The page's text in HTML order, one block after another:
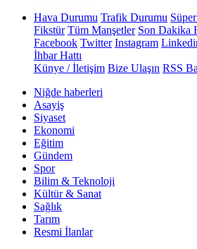
Hava Durumu Trafik Durumu
Fikstür Tüm Manşetler Son Dakika
Facebook Twitter Instagram
İhbar Hattı
Künye / İletişim Bize Ulaşın RSS
Niğde haberleri
Asayiş
Siyaset
Ekonomi
Eğitim
Gündem
Spor
Bilim & Teknoloji
Kültür & Sanat
Sağlık
Tarım
Resmi İlanlar